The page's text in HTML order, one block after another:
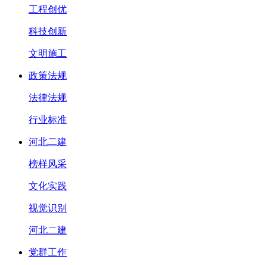
工程创优
科技创新
文明施工
政策法规
法律法规
行业标准
河北二建
榜样风采
文化实践
视觉识别
河北二建
党群工作